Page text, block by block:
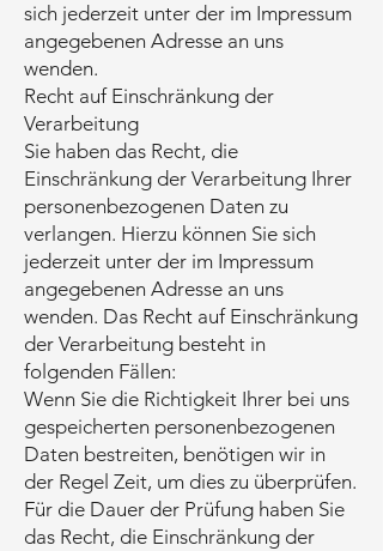
sich jederzeit unter der im Impressum
angegebenen Adresse an uns
wenden.
Recht auf Einschränkung der
Verarbeitung
Sie haben das Recht, die
Einschränkung der Verarbeitung Ihrer
personenbezogenen Daten zu
verlangen. Hierzu können Sie sich
jederzeit unter der im Impressum
angegebenen Adresse an uns
wenden. Das Recht auf Einschränkung
der Verarbeitung besteht in
folgenden Fällen:
Wenn Sie die Richtigkeit Ihrer bei uns
gespeicherten personenbezogenen
Daten bestreiten, benötigen wir in
der Regel Zeit, um dies zu überprüfen.
Für die Dauer der Prüfung haben Sie
das Recht, die Einschränkung der